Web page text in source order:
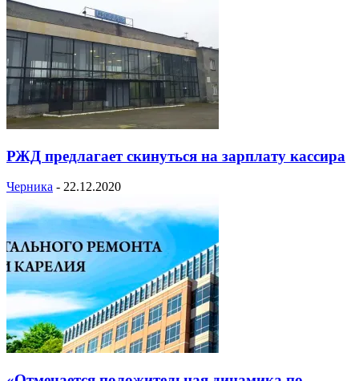
РЖД предлагает скинуться на зарплату кассира
Черника - 22.12.2020